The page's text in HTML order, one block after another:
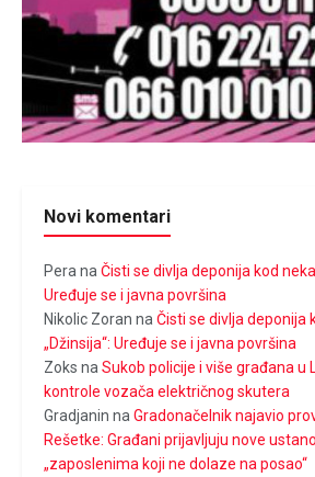
Novi komentari
Pera na Čisti se divlja deponija kod
Uređuje se i javna površina
Nikolic Zoran na Čisti se divlja deponija
„Džinsija“: Uređuje se i javna površina
Zoks na Sukob policije i više građana u
kontrole vozača električnog skutera
Gradjanin na Gradonačelnik najavio
Rešetke: Građani prijavljuju nove
„zaposlenima koji ne dolaze na posao“